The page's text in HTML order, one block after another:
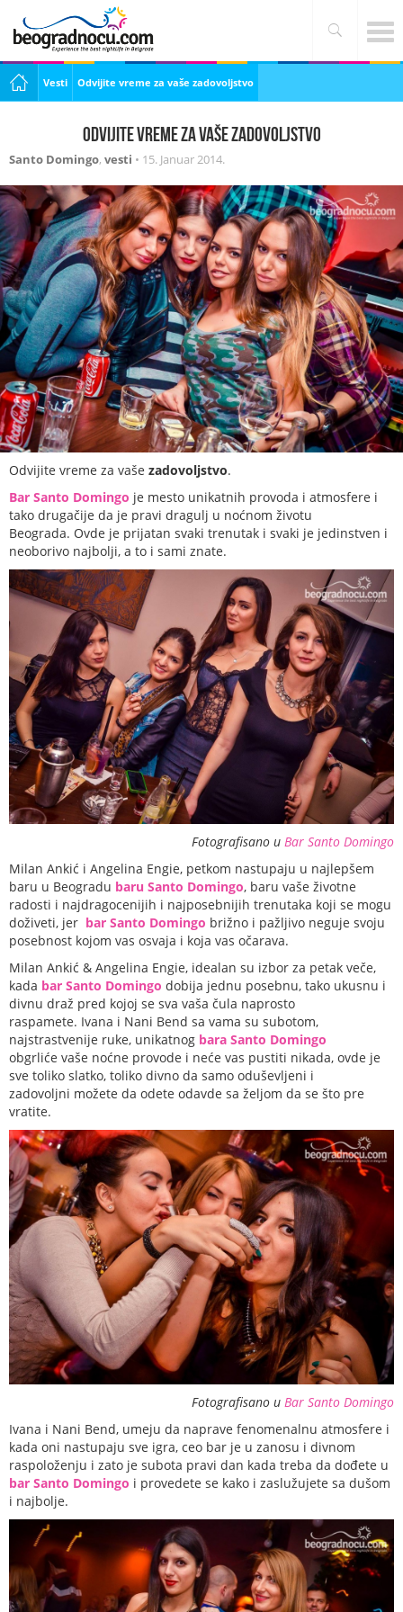
Vesti Odvijite vreme za vaše zadovoljstvo
Odvijite vreme za vaše zadovoljstvo
Santo Domingo, vesti • 15. Januar 2014.
Odvijite vreme za vaše zadovoljstvo.
Bar Santo Domingo je mesto unikatnih provoda i atmosfere i
tako drugačije da je pravi dragulj u noćnom životu
Beograda. Ovde je prijatan svaki trenutak i svaki je jedinstven i
neoborivo najbolji, a to i sami znate.
Fotografisano u Bar Santo Domingo
Milan Ankić i Angelina Engie, petkom nastupaju u najlepšem
baru u Beogradu baru Santo Domingo, baru vaše životne
radosti i najdragocenijih i najposebnijih trenutaka koji se mogu
doživeti, jer bar Santo Domingo brižno i pažljivo neguje svoju
posebnost kojom vas osvaja i koja vas očarava.
Milan Ankić & Angelina Engie, idealan su izbor za petak veče,
kada bar Santo Domingo dobija jednu posebnu, tako ukusnu i
divnu draž pred kojoj se sva vaša čula naprosto
raspamete. Ivana i Nani Bend sa vama su subotom,
najstrastvenije ruke, unikatnog bara Santo Domingo
obgrliće vaše noćne provode i neće vas pustiti nikada, ovde je
sve toliko slatko, toliko divno da samo oduševljeni i
zadovoljni možete da odete odavde sa željom da se što pre
vratite.
Fotografisano u Bar Santo Domingo
Ivana i Nani Bend, umeju da naprave fenomenalnu atmosfere i
kada oni nastupaju sve igra, ceo bar je u zanosu i divnom
raspoloženju i zato je subota pravi dan kada treba da dođete u
bar Santo Domingo i provedete se kako i zaslužujete sa dušom
i najbolje.